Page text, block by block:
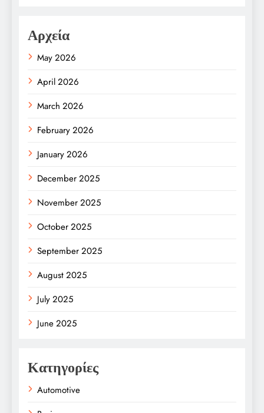
Αρχεία
May 2026
April 2026
March 2026
February 2026
January 2026
December 2025
November 2025
October 2025
September 2025
August 2025
July 2025
June 2025
Κατηγορίες
Automotive